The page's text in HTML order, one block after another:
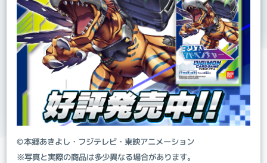
©本郷あきよし・フジテレビ・東映アニメーション
※写真と実際の商品は多少異なる場合があります。